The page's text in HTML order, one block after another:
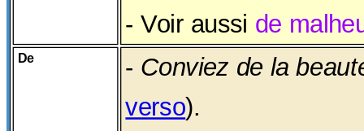
- Voir aussi de
De - Conviez de la
verso).